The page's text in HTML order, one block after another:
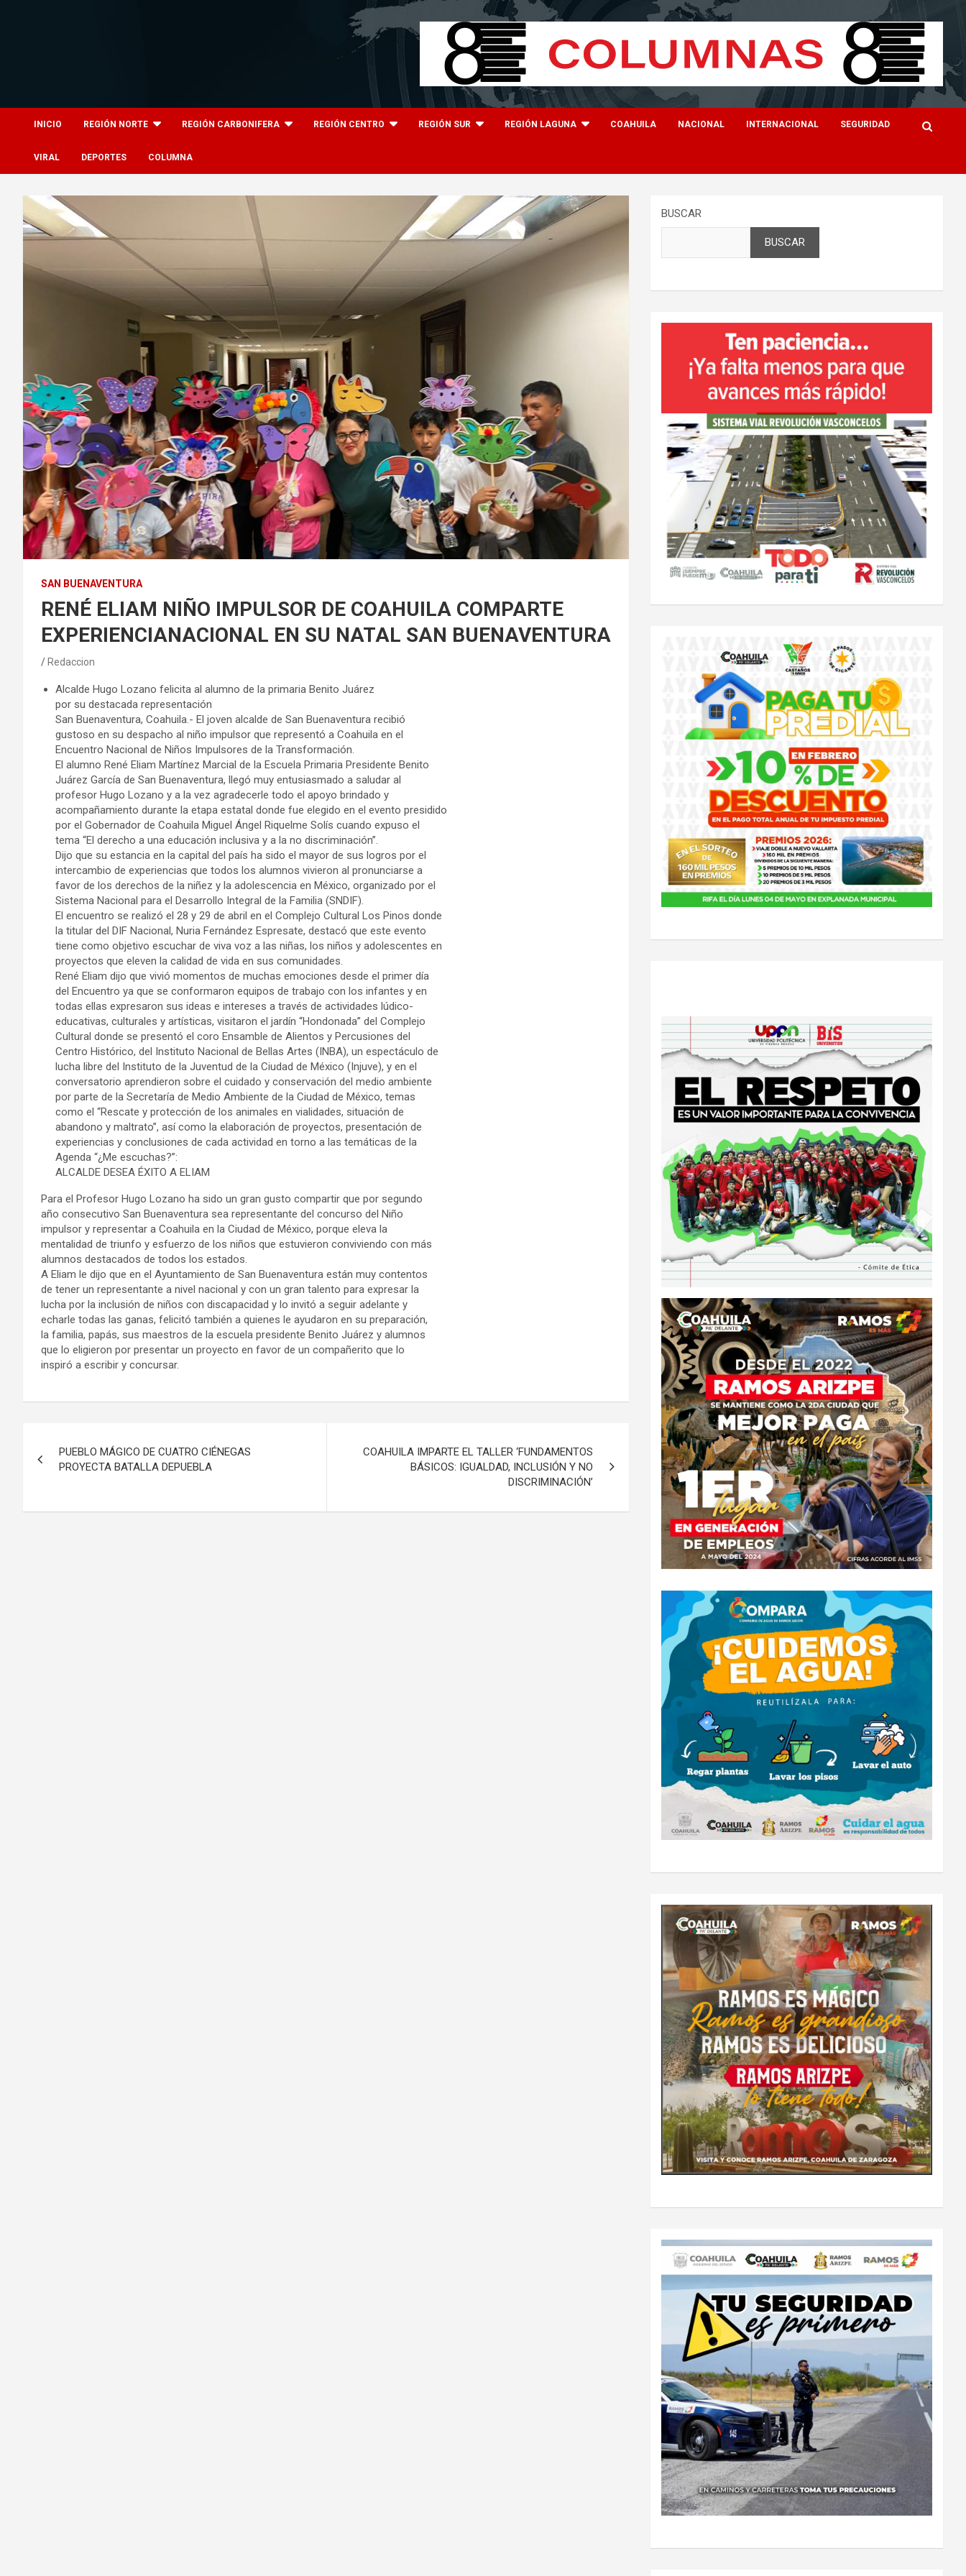
INICIO REGIÓN NORTE REGIÓN CARBONIFERA REGIÓN CENTRO REGIÓN SUR REGIÓN LAGUNA COAHUILA NACIONAL INTERNACIONAL SEGURIDAD
VIRAL DEPORTES COLUMNA
SAN BUENAVENTURA
RENÉ ELIAM NIÑO IMPULSOR DE COAHUILA COMPARTE
EXPERIENCIANACIONAL EN SU NATAL SAN BUENAVENTURA
Redaccion
Alcalde Hugo Lozano felicita al alumno de la primaria Benito Juárez
por su destacada representación
San Buenaventura, Coahuila.- El joven alcalde de San Buenaventura recibió
gustoso en su despacho al niño impulsor que representó a Coahuila en el
Encuentro Nacional de Niños Impulsores de la Transformación.
El alumno René Eliam Martínez Marcial de la Escuela Primaria Presidente Benito
Juárez García de San Buenaventura, llegó muy entusiasmado a saludar al
profesor Hugo Lozano y a la vez agradecerle todo el apoyo brindado y
acompañamiento durante la etapa estatal donde fue elegido en el evento presidido
por el Gobernador de Coahuila Miguel Ángel Riquelme Solís cuando expuso el
tema “El derecho a una educación inclusiva y a la no discriminación”.
Dijo que su estancia en la capital del país ha sido el mayor de sus logros por el
intercambio de experiencias que todos los alumnos vivieron al pronunciarse a
favor de los derechos de la niñez y la adolescencia en México, organizado por el
Sistema Nacional para el Desarrollo Integral de la Familia (SNDIF).
El encuentro se realizó el 28 y 29 de abril en el Complejo Cultural Los Pinos donde
la titular del DIF Nacional, Nuria Fernández Espresate, destacó que este evento
tiene como objetivo escuchar de viva voz a las niñas, los niños y adolescentes en
proyectos que eleven la calidad de vida en sus comunidades.
René Eliam dijo que vivió momentos de muchas emociones desde el primer día
del Encuentro ya que se conformaron equipos de trabajo con los infantes y en
todas ellas expresaron sus ideas e intereses a través de actividades lúdico-
educativas, culturales y artísticas, visitaron el jardín “Hondonada” del Complejo
Cultural donde se presentó el coro Ensamble de Alientos y Percusiones del
Centro Histórico, del Instituto Nacional de Bellas Artes (INBA), un espectáculo de
lucha libre del Instituto de la Juventud de la Ciudad de México (Injuve), y en el
conversatorio aprendieron sobre el cuidado y conservación del medio ambiente
por parte de la Secretaría de Medio Ambiente de la Ciudad de México, temas
como el “Rescate y protección de los animales en vialidades, situación de
abandono y maltrato”, así como la elaboración de proyectos, presentación de
experiencias y conclusiones de cada actividad en torno a las temáticas de la
Agenda “¿Me escuchas?”:
ALCALDE DESEA ÉXITO A ELIAM
Para el Profesor Hugo Lozano ha sido un gran gusto compartir que por segundo
año consecutivo San Buenaventura sea representante del concurso del Niño
impulsor y representar a Coahuila en la Ciudad de México, porque eleva la
mentalidad de triunfo y esfuerzo de los niños que estuvieron conviviendo con más
alumnos destacados de todos los estados.
A Eliam le dijo que en el Ayuntamiento de San Buenaventura están muy contentos
de tener un representante a nivel nacional y con un gran talento para expresar la
lucha por la inclusión de niños con discapacidad y lo invitó a seguir adelante y
echarle todas las ganas, felicitó también a quienes le ayudaron en su preparación,
la familia, papás, sus maestros de la escuela presidente Benito Juárez y alumnos
que lo eligieron por presentar un proyecto en favor de un compañerito que lo
inspiró a escribir y concursar.
de
PUEBLO MÁGICO DE CUATRO CIÉNEGAS
PROYECTA BATALLA DEPUEBLA
COAHUILA IMPARTE EL TALLER ‘FUNDAMENTOS
BÁSICOS: IGUALDAD, INCLUSIÓN Y NO
DISCRIMINACIÓN’
BUSCAR
BUSCAR